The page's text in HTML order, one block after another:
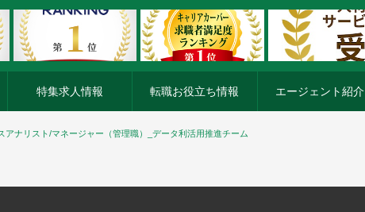
特集求人情報 転職お役立ち情報 エージェント紹介
アナリスト/マネージャー（管理職）_データ利活用推進チーム